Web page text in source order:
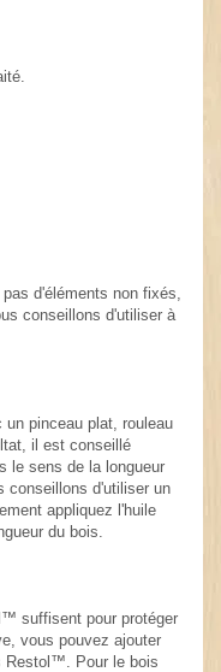
d'éléments non fixés,
conseillons d'utiliser à
pinceau plat, rouleau
il est conseillé
le sens de la longueur
conseillons d'utiliser un
appliquez l'huile
du bois.
suffisent pour protéger
vous pouvez ajouter
Restol™. Pour le bois